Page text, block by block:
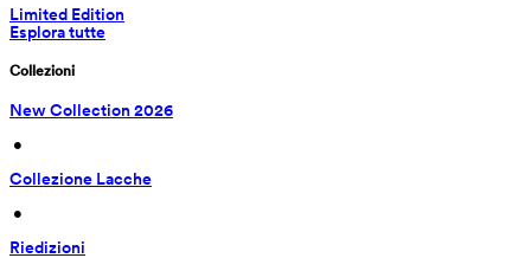
Limited Edition
Esplora tutte
Collezioni
New Collection 2026
•
Collezione Lacche
•
Riedizioni